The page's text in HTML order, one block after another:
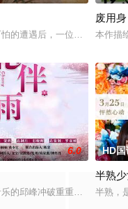
编姚松、老乡韩战、二房东
，勘案过程中，牵引出“婴胎
的遭遇后，一位小镇女子向
废用身
本作描
冲动驱使。回到布宜诺斯艾
the backdro
6.0
的邱峰冲破重重阻力，克服
HD国
半熟
半熟，